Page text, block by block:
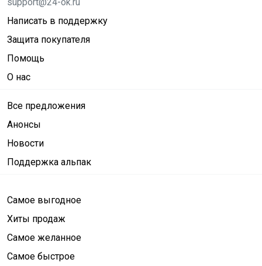
Написать в поддержку
Защита покупателя
Помощь
О нас
Все предложения
Анонсы
Новости
Поддержка альпак
Самое выгодное
Хиты продаж
Самое желанное
Самое быстрое